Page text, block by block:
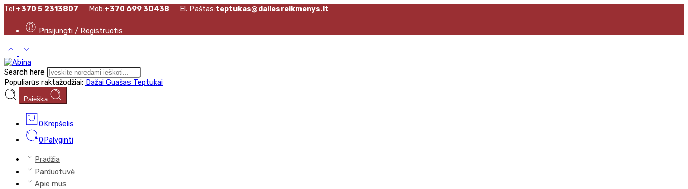
Tel:+370 5 2313807 Mob:+370 699 30438 El. Paštas:teptukas@dailesreikmenys.lt
Prisijungti / Registruotis
Search here
Populiarūs raktažodžiai: Dažai Guašas Teptukai
Paieška
0Krepšelis
0Palyginti
Pradžia
Parduotuvė
Apie mus